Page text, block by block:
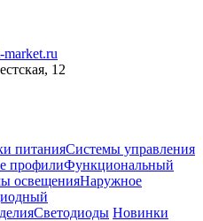
12
питанияСистемы управления
профилиФункциональный
освещенияНаружное
Светодиоды Новинки